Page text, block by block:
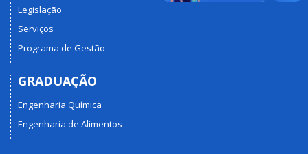
Legislação
Serviços
Programa de Gestão
GRADUAÇÃO
Engenharia Química
Engenharia de Alimentos